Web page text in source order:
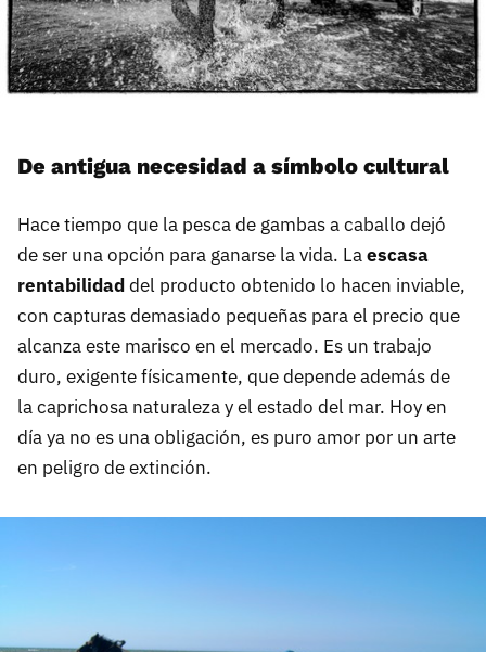
De antigua necesidad a símbolo cultural
Hace tiempo que la pesca de gambas a caballo dejó
de ser una opción para ganarse la vida. Laescasa
rentabilidaddel producto obtenido lo hacen inviable,
con capturas demasiado pequeñas para el precio que
alcanza este marisco en el mercado. Es un trabajo
duro, exigente físicamente, que depende además de
la caprichosa naturaleza y el estado del mar. Hoy en
día ya no es una obligación, es puro amor por un arte
en peligro de extinción.